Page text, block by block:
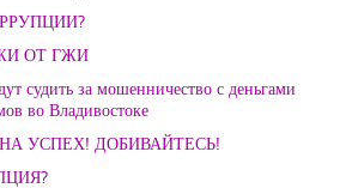
ОТ ГЖИ
судить за мошенничество с деньгами
во Владивостоке
УСПЕХ! ДОБИВАЙТЕСЬ!